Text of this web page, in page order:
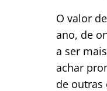
O valor
ano, de
a ser
achar
de outras